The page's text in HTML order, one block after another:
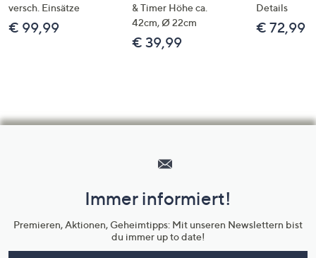
versch. Einsätze
€ 99,99
& Timer Höhe ca.
42cm, Ø 22cm
€ 39,99
Details
€ 72,99
Unternehmensinformationen
Immer informiert!
Premieren, Aktionen, Geheimtipps: Mit unseren Newslettern bist
du immer up to date!